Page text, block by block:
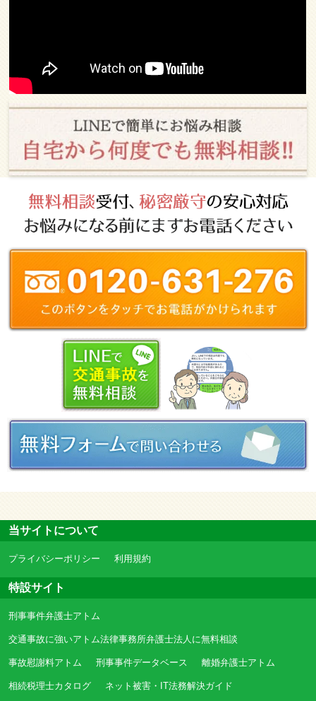
当サイトについて
プライバシーポリシー 利用規約
特設サイト
刑事事件弁護士アトム
交通事故に強いアトム法律事務所弁護士法人に無料相談
事故慰謝料アトム 刑事事件データベース 離婚弁護士アトム
相続税理士カタログ ネット被害・IT法務解決ガイド